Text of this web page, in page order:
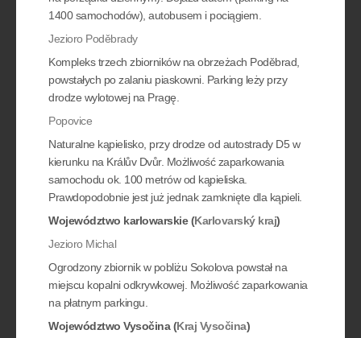
1400 samochodów), autobusem i pociągiem.
Jezioro Poděbrady
Kompleks trzech zbiorników na obrzeżach Poděbrad,
powstałych po zalaniu piaskowni. Parking leży przy
drodze wylotowej na Pragę.
Popovice
Naturalne kąpielisko, przy drodze od autostrady D5 w
kierunku na Králův Dvůr. Możliwość zaparkowania
samochodu ok. 100 metrów od kąpieliska.
Prawdopodobnie jest już jednak zamknięte dla kąpieli.
Województwo karlowarskie (Karlovarský kraj)
Jezioro Michal
Ogrodzony zbiornik w pobliżu Sokolova powstał na
miejscu kopalni odkrywkowej. Możliwość zaparkowania
na płatnym parkingu.
Województwo Vysočina (Kraj Vysočina)